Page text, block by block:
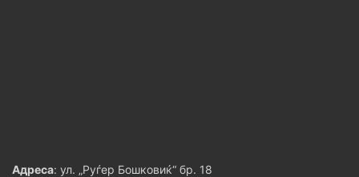
Адреса: ул. „Руѓер Бошковиќ“ бр. 18